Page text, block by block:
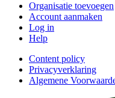
Organisatie toevoegen
Account aanmaken
Log in
Help
Content policy
Privacyverklaring
Algemene